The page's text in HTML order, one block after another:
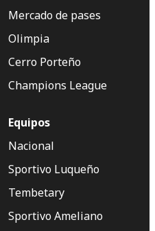
Mercado de pases
Olimpia
Cerro Porteño
Champions League
Equipos
Nacional
Sportivo Luqueño
Tembetary
Sportivo Ameliano